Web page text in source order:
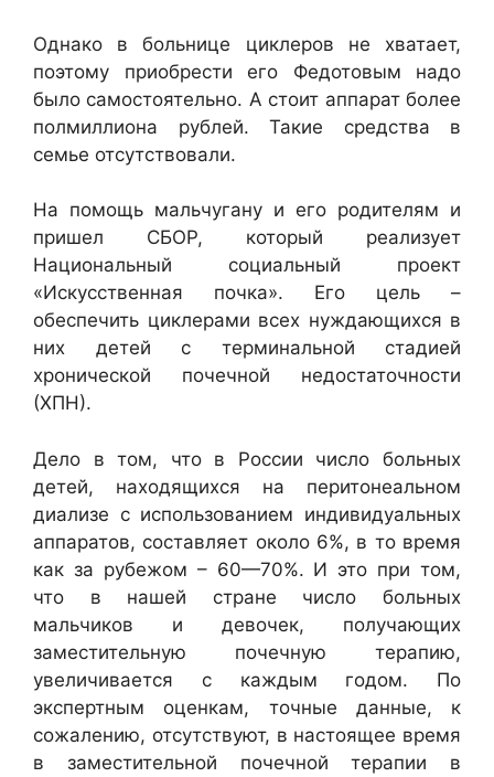
Однако в больнице циклеров не хватает,
поэтому приобрести его Федотовым надо
было самостоятельно. А стоит аппарат более
полмиллиона рублей. Такие средства в
семье отсутствовали.
На помощь мальчугану и его родителям и
пришел СБОР, который реализует
Национальный социальный проект
«Искусственная почка». Его цель –
обеспечить циклерами всех нуждающихся в
них детей с терминальной стадией
хронической почечной недостаточности
(ХПН).
Дело в том, что в России число больных
детей, находящихся на перитонеальном
диализе с использованием индивидуальных
аппаратов, составляет около 6%, в то время
как за рубежом – 60—70%. И это при том,
что в нашей стране число больных
мальчиков и девочек, получающих
заместительную почечную терапию,
увеличивается с каждым годом. По
экспертным оценкам, точные данные, к
сожалению, отсутствуют, в настоящее время
в заместительной почечной терапии в